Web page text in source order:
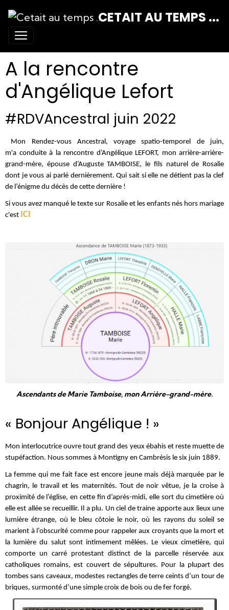
CETAIT AU TEMPS ...
A la rencontre
d'Angélique Lefort
#RDVAncestral juin 2022
Mon Rendez-vous Ancestral, voyage spatio-temporel de juin,
m'a conduite à la rencontre d’Angélique LEFORT, mon arrière-arrière-
grand-mère, épouse d’Auguste TAMBOISE, le fils naturel de Rosalie
dont je vous ai parlé dernièrement. Qui sait si elle ne détient pas la clef
de l’énigme du décès de cette dernière !
Si vous avez manqué le texte sur Rosalie et les enfants nés hors mariage
c'est ICI
Ascendants de Marie Tamboise, mon Arrière-grand-mère.
« Bonjour Angélique ! »
Mon interlocutrice ouvre tout grand des yeux ébahis et reste muette de
stupéfaction. Nous sommes à Montigny en Cambrésis le six juin 1889.
La femme qui me fait face est encore jeune mais déjà marquée par le
chagrin, le travail et les maternités. Tout de noir vêtue, je la croise à
proximité de l’église, en cette fin d’après-midi, elle sort du cimetière où
elle est allée se recueillir. Il a plu. Un ciel de traine apporte aux lieux une
lumière étrange, où le bleu côtoie le noir, où les rayons du soleil se
marient à l’obscurité comme pour rappeler aux croyants que la mort et
la lumière du salut sont intimement mêlées. Le vieux cimetière, qui
comporte un carré protestant distinct de la parcelle réservée aux
catholiques romains, est couvert de sépultures. Pour la plupart des
tombes sans caveaux, modestes rectangles de terre ceints d’un tour de
briques, surmonté d’une simple croix de bois ou de fer forgé.